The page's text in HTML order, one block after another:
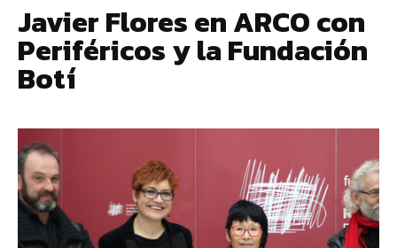
Javier Flores en ARCO con
Periféricos y la Fundación
Botí